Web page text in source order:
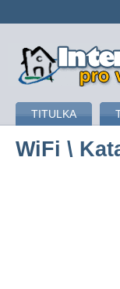
připojení k
TITULKA
WiFi \